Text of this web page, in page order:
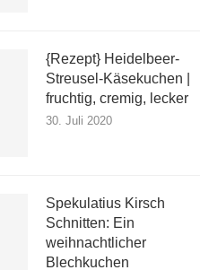
{Rezept} Heidelbeer-
Streusel-Käsekuchen |
fruchtig, cremig, lecker
30. Juli 2020
Spekulatius Kirsch
Schnitten: Ein
weihnachtlicher
Blechkuchen